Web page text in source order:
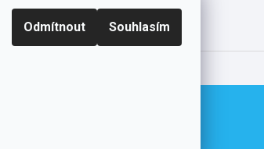
Odmítnout Souhlasím